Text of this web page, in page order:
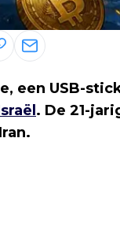
een USB-
. De 21-